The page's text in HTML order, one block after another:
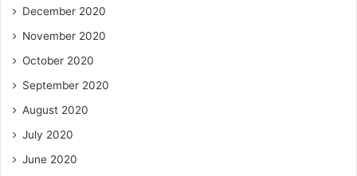
December 2020
November 2020
October 2020
September 2020
August 2020
July 2020
June 2020